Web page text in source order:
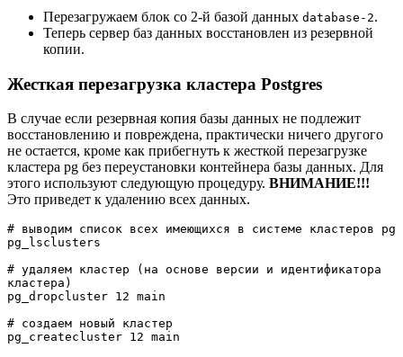
Перезагружаем блок со 2-й базой данных database-2.
Теперь сервер баз данных восстановлен из резервной
копии.
Жесткая перезагрузка кластера Postgres
В случае если резервная копия базы данных не подлежит
восстановлению и повреждена, практически ничего другого
не остается, кроме как прибегнуть к жесткой перезагрузке
кластера pg без переустановки контейнера базы данных. Для
этого используют следующую процедуру. ВНИМАНИЕ!!!
Это приведет к удалению всех данных.
# выводим список всех имеющихся в системе кластеров pg
pg_lsclusters
# удаляем кластер (на основе версии и идентификатора
кластера)
pg_dropcluster 12 main
# создаем новый кластер
pg_createcluster 12 main